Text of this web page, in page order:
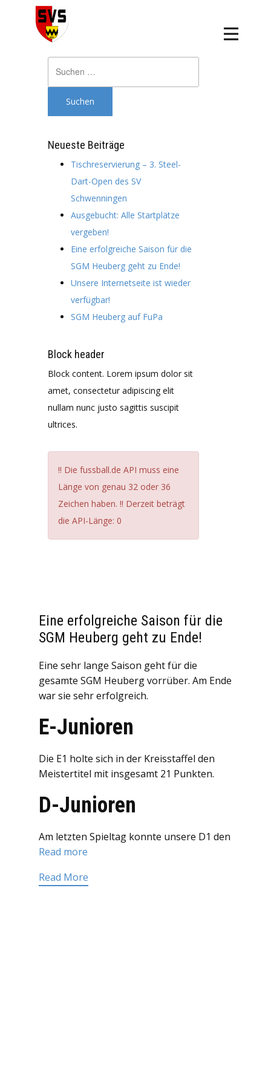
Neueste Beiträge
Tischreservierung – 3. Steel-
Dart-Open des SV
Schwenningen
Ausgebucht: Alle Startplätze
vergeben!
Eine erfolgreiche Saison für die
SGM Heuberg geht zu Ende!
Unsere Internetseite ist wieder
verfügbar!
SGM Heuberg auf FuPa
Block header
Block content. Lorem ipsum dolor sit
amet, consectetur adipiscing elit
nullam nunc justo sagittis suscipit
ultrices.
!! Die fussball.de API muss eine
Länge von genau 32 oder 36
Zeichen haben. !! Derzeit beträgt
die API-Länge: 0
Eine erfolgreiche Saison für die
SGM Heuberg geht zu Ende!
Eine sehr lange Saison geht für die
gesamte SGM Heuberg vorrüber. Am Ende
war sie sehr erfolgreich.
E-Junioren
Die E1 holte sich in der Kreisstaffel den
Meistertitel mit insgesamt 21 Punkten.
D-Junioren
Am letzten Spieltag konnte unsere D1 den
Read more
Read More